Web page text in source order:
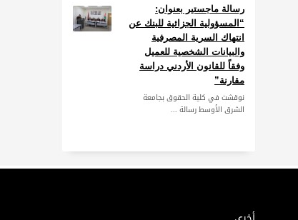
رسالة ماجستير بعنوان:
“المسؤولية الجزائية للبنك عن
انتهاك السرية المصرفية
والبيانات الشخصية للعميل
وفقاً للقانون الأردني دراسة
مقارنة”
نوقشت في كلية الحقوق بجامعة
الشرق الأوسط رسالة ...